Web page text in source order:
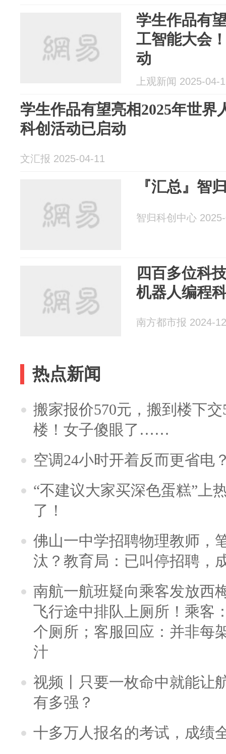
学生作品有
工智能大会
动
上观新闻 2025-04-
学生作品有望亮相2025年世界
科创活动已启动
文汇报 2025-04-11
『汇总』智
智归科创中心
四百多位科
机器人编程
南方都市报 2024-
热点新闻
搬家报价570元，搬到楼下
楼！女子傻眼了……
空调24小时开着反而更省电
“不建议大家买深色蛋糕”上
了！
佛山一中学招聘物理教师，
汰？教育局：已叫停招聘，
南航一航班疑向乘客发放西
飞行途中排队上厕所！乘客
个厕所；客服回应：并非每
汁
视频丨只要一枚命中就能让
有多强？
十多万人报名的考试，成绩